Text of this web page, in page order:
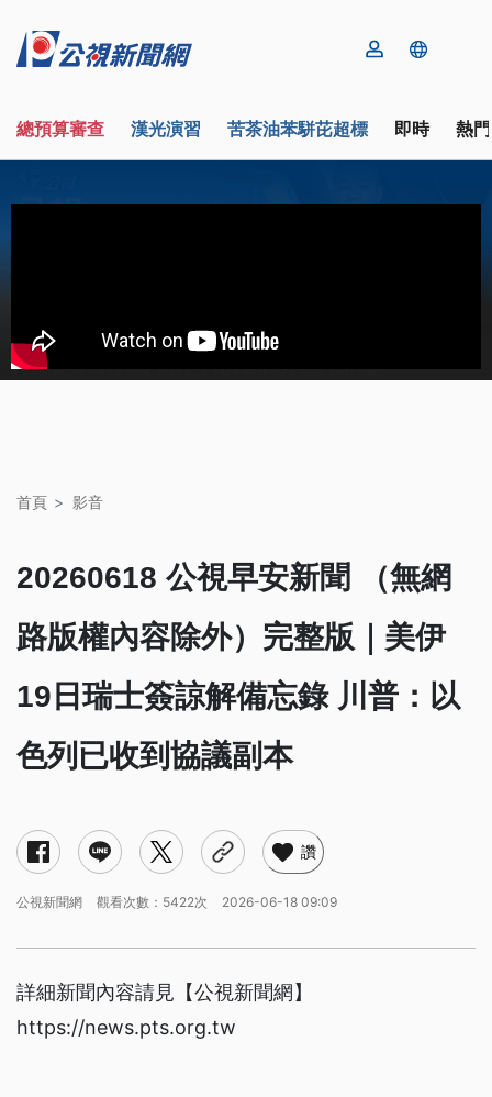
總預算審查 漢光演習 苦茶油苯駢芘超標 即時 熱
首頁 影音
20260618 公視早安新聞 （無網
路版權內容除外）完整版｜美伊
19日瑞士簽諒解備忘錄 川普：以
色列已收到協議副本
讚
公視新聞網 觀看次數：5422次 2026-06-18 09:09
詳細新聞內容請見【公視新聞網】
https://news.pts.org.tw